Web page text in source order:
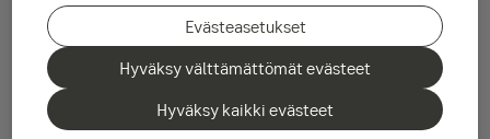
voimakkaasti kuun alkupuolella korjausliikkeen jatkuessa ja
sitten kääntyivät jälleen nousuun kuun jälkimmäisellä
puoliskolla. Kurssiliikkeitä oli hankala selittää muulla kuin
huolien kasaantumisella, kun talouden tilastot ovat
pysytelleet lähes ennallaan, keskuspankkiodotuksissa ei ole
tapahtunut suuria muutoksia ja alkanut tuloskausi on sujunut
Evästeasetukset
Hyväksy välttämättömät evästeet
Hyväksy kaikki evästeet